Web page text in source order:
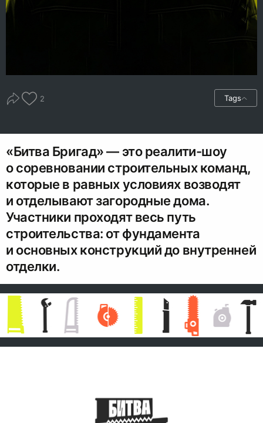
2 Tags
«Битва Бригад» — это реалити-шоу
о соревновании строительных команд,
которые в равных условиях возводят
и отделывают загородные дома.
Участники проходят весь путь
строительства: от фундамента
и основных конструкций до внутренней
отделки.